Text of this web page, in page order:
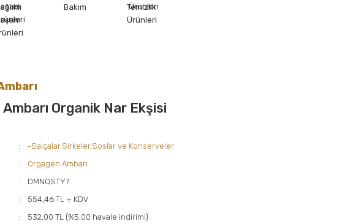
Bakım
Temizlik
Ürünleri
Organik Nar Ekşisi
-Salçalar,Sirkeler,Soslar ve Konserveler
Orgagen Ambarı
DMNQSTY7
554,46 TL + KDV
532,00 TL (%5,00 havale indirimi)